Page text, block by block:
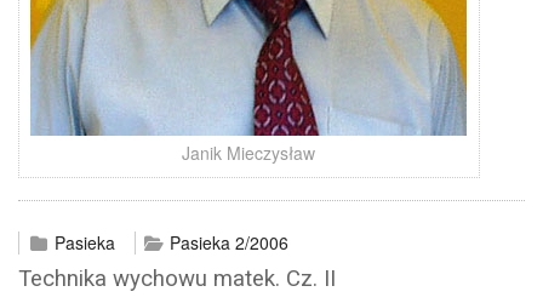
Janik Mieczysław
Pasieka Pasieka 2/2006
Technika wychowu matek. Cz. II